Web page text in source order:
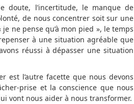
doute, l’incertitude, le manque de
de nous concentrer soit sur une
ne pense qu’à mon pied », le temps
à une situation agréable que
réussi à dépasser une situation
est l’autre facette que nous devons
prise et la conscience que nous
vont nous aider à nous transformer.